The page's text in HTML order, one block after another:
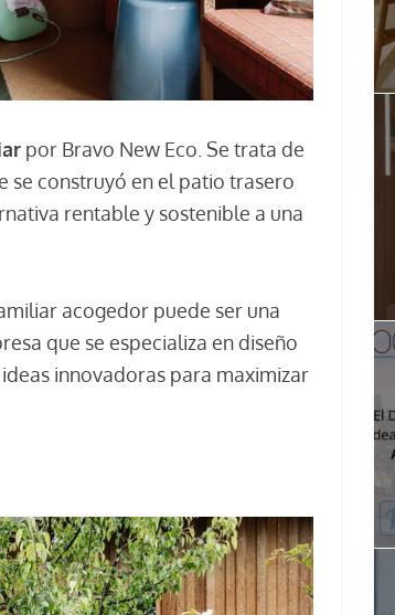
por Bravo New Eco. Se trata de
se construyó en el patio trasero
rentable y sostenible a una
acogedor puede ser una
que se especializa en diseño
innovadoras para maximizar